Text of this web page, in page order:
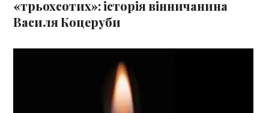
«трьохсотих»: історія вінничанина
Василя Коцеруби